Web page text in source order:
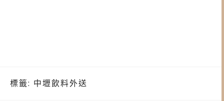
標籤: 中壢飲料外送